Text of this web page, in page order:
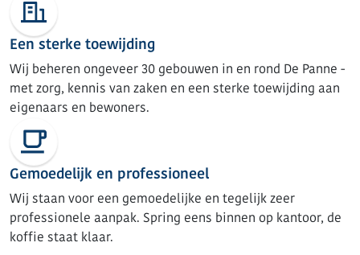
Een sterke toewijding
Wij beheren ongeveer 30 gebouwen in en rond De Panne -
met zorg, kennis van zaken en een sterke toewijding aan
eigenaars en bewoners.
Gemoedelijk en professioneel
Wij staan voor een gemoedelijke en tegelijk zeer
professionele aanpak. Spring eens binnen op kantoor, de
koffie staat klaar.